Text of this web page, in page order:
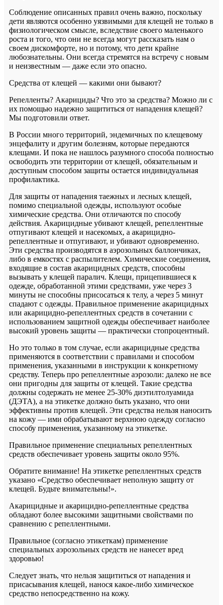
Соблюдение описанных правил очень важно, поскольку
дети являются особенно уязвимыми для клещей не только в
физиологическом смысле, вследствие своего маленького
роста и того, что они не всегда могут рассказать нам о
своем дискомфорте, но и потому, что дети крайне
любознательны. Они всегда стремятся на встречу с новым
и неизвестным — даже если это опасно.
Средства от клещей — какими они бывают?
Репелленты? Акарициды? Что это за средства? Можно ли с
их помощью надежно защититься от нападения клещей?
Мы подготовили ответ.
В России много территорий, эндемичных по клещевому
энцефалиту и другим болезням, которые передаются
клещами. И пока не нашлось разумного способа полностью
освободить эти территории от клещей, обязательным и
доступным способом защиты остается индивидуальная
профилактика.
Для защиты от нападения таежных и лесных клещей,
помимо специальной одежды, используют особые
химические средства. Они отличаются по способу
действия. Акарицидные убивают клещей, репеллентные
отпугивают клещей и насекомых, а акарицидно-
репеллентные и отпугивают, и убивают одновременно.
Эти средства производятся в аэрозольных баллончиках,
либо в емкостях с распылителем. Химические соединения,
входящие в состав акарицидных средств, способны
вызывать у клещей паралич. Клещи, прицепившиеся к
одежде, обработанной этими средствами, уже через 3
минуты не способны присосаться к телу, а через 5 минут
спадают с одежды. Правильное применение акарицидных
или акарицидно-репеллентных средств в сочетании с
использованием защитной одежды обеспечивает наиболее
высокий уровень защиты — практически стопроцентный.
Но это только в том случае, если акарицидные средства
применяются в соответствии с правилами и способом
применения, указанными в инструкции к конкретному
средству. Теперь про репеллентные аэрозоли: далеко не все
они пригодны для защиты от клещей. Такие средства
должны содержать не менее 25-30% диэтилтолуамида
(ДЭТА), а на этикетке должно быть указано, что они
эффективны против клещей. Эти средства нельзя наносить
на кожу — ими обрабатывают верхнюю одежду согласно
способу применения, указанному на этикетке.
Правильное применение специальных репеллентных
средств обеспечивает уровень защиты около 95%.
Обратите внимание! На этикетке репеллентных средств
указано «Средство обеспечивает неполную защиту от
клещей. Будьте внимательны!».
Акарицидные и акарицидно-репеллентные средства
обладают более высокими защитными свойствами по
сравнению с репеллентными.
Правильное (согласно этикеткам) применение
специальных аэрозольных средств не нанесет вред
здоровью!
Следует знать, что нельзя защититься от нападения и
присасывания клещей, нанося какое-либо химическое
средство непосредственно на кожу.